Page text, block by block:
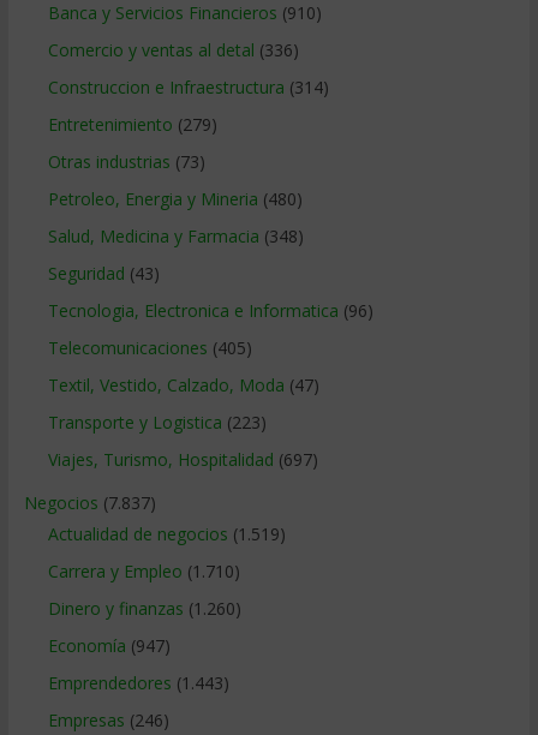
Banca y Servicios Financieros (910)
Comercio y ventas al detal (336)
Construccion e Infraestructura (314)
Entretenimiento (279)
Otras industrias (73)
Petroleo, Energia y Mineria (480)
Salud, Medicina y Farmacia (348)
Seguridad (43)
Tecnologia, Electronica e Informatica (96)
Telecomunicaciones (405)
Textil, Vestido, Calzado, Moda (47)
Transporte y Logistica (223)
Viajes, Turismo, Hospitalidad (697)
Negocios (7.837)
Actualidad de negocios (1.519)
Carrera y Empleo (1.710)
Dinero y finanzas (1.260)
Economía (947)
Emprendedores (1.443)
Empresas (246)